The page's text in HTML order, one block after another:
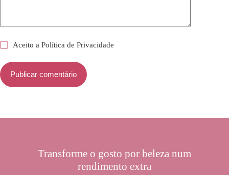
Aceito aPolítica de Privacidade
Publicar comentário
Transforme o gosto por beleza num
rendimento extra